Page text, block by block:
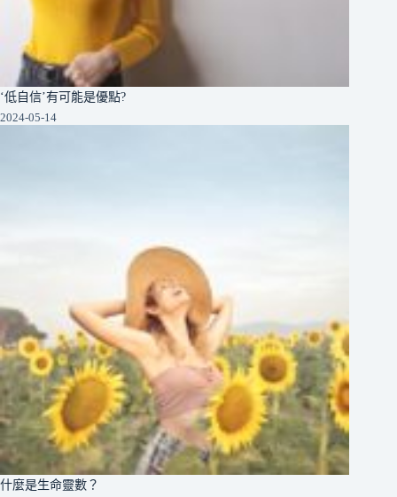
‘低自信’有可能是優點?
2024-05-14
什麼是生命靈數？